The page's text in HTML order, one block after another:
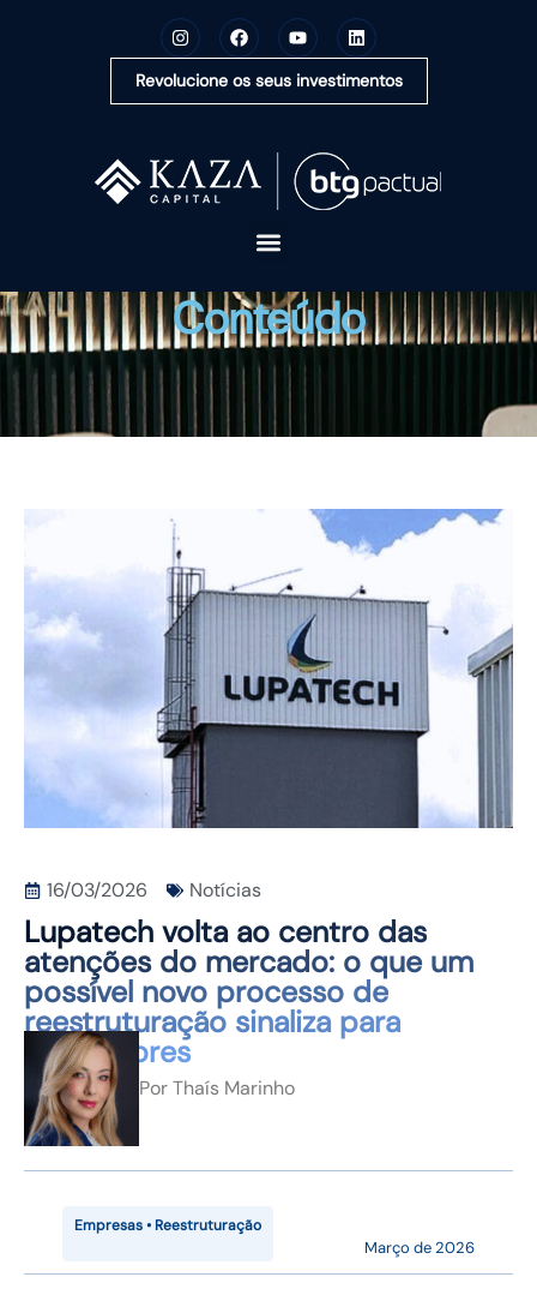
Revolucione os seus investimentos
A KAZA CAPITAL
SOLUÇÕES
MONTE SUA CARTEIRA
CONTEÚDOS
Conteúdo
16/03/2026 Notícias
Lupatech volta ao centro das
atenções do mercado: o que um
possível novo processo de
reestruturação sinaliza para
investidores
PorThaís Marinho
Empresas • Reestruturação
Março de 2026